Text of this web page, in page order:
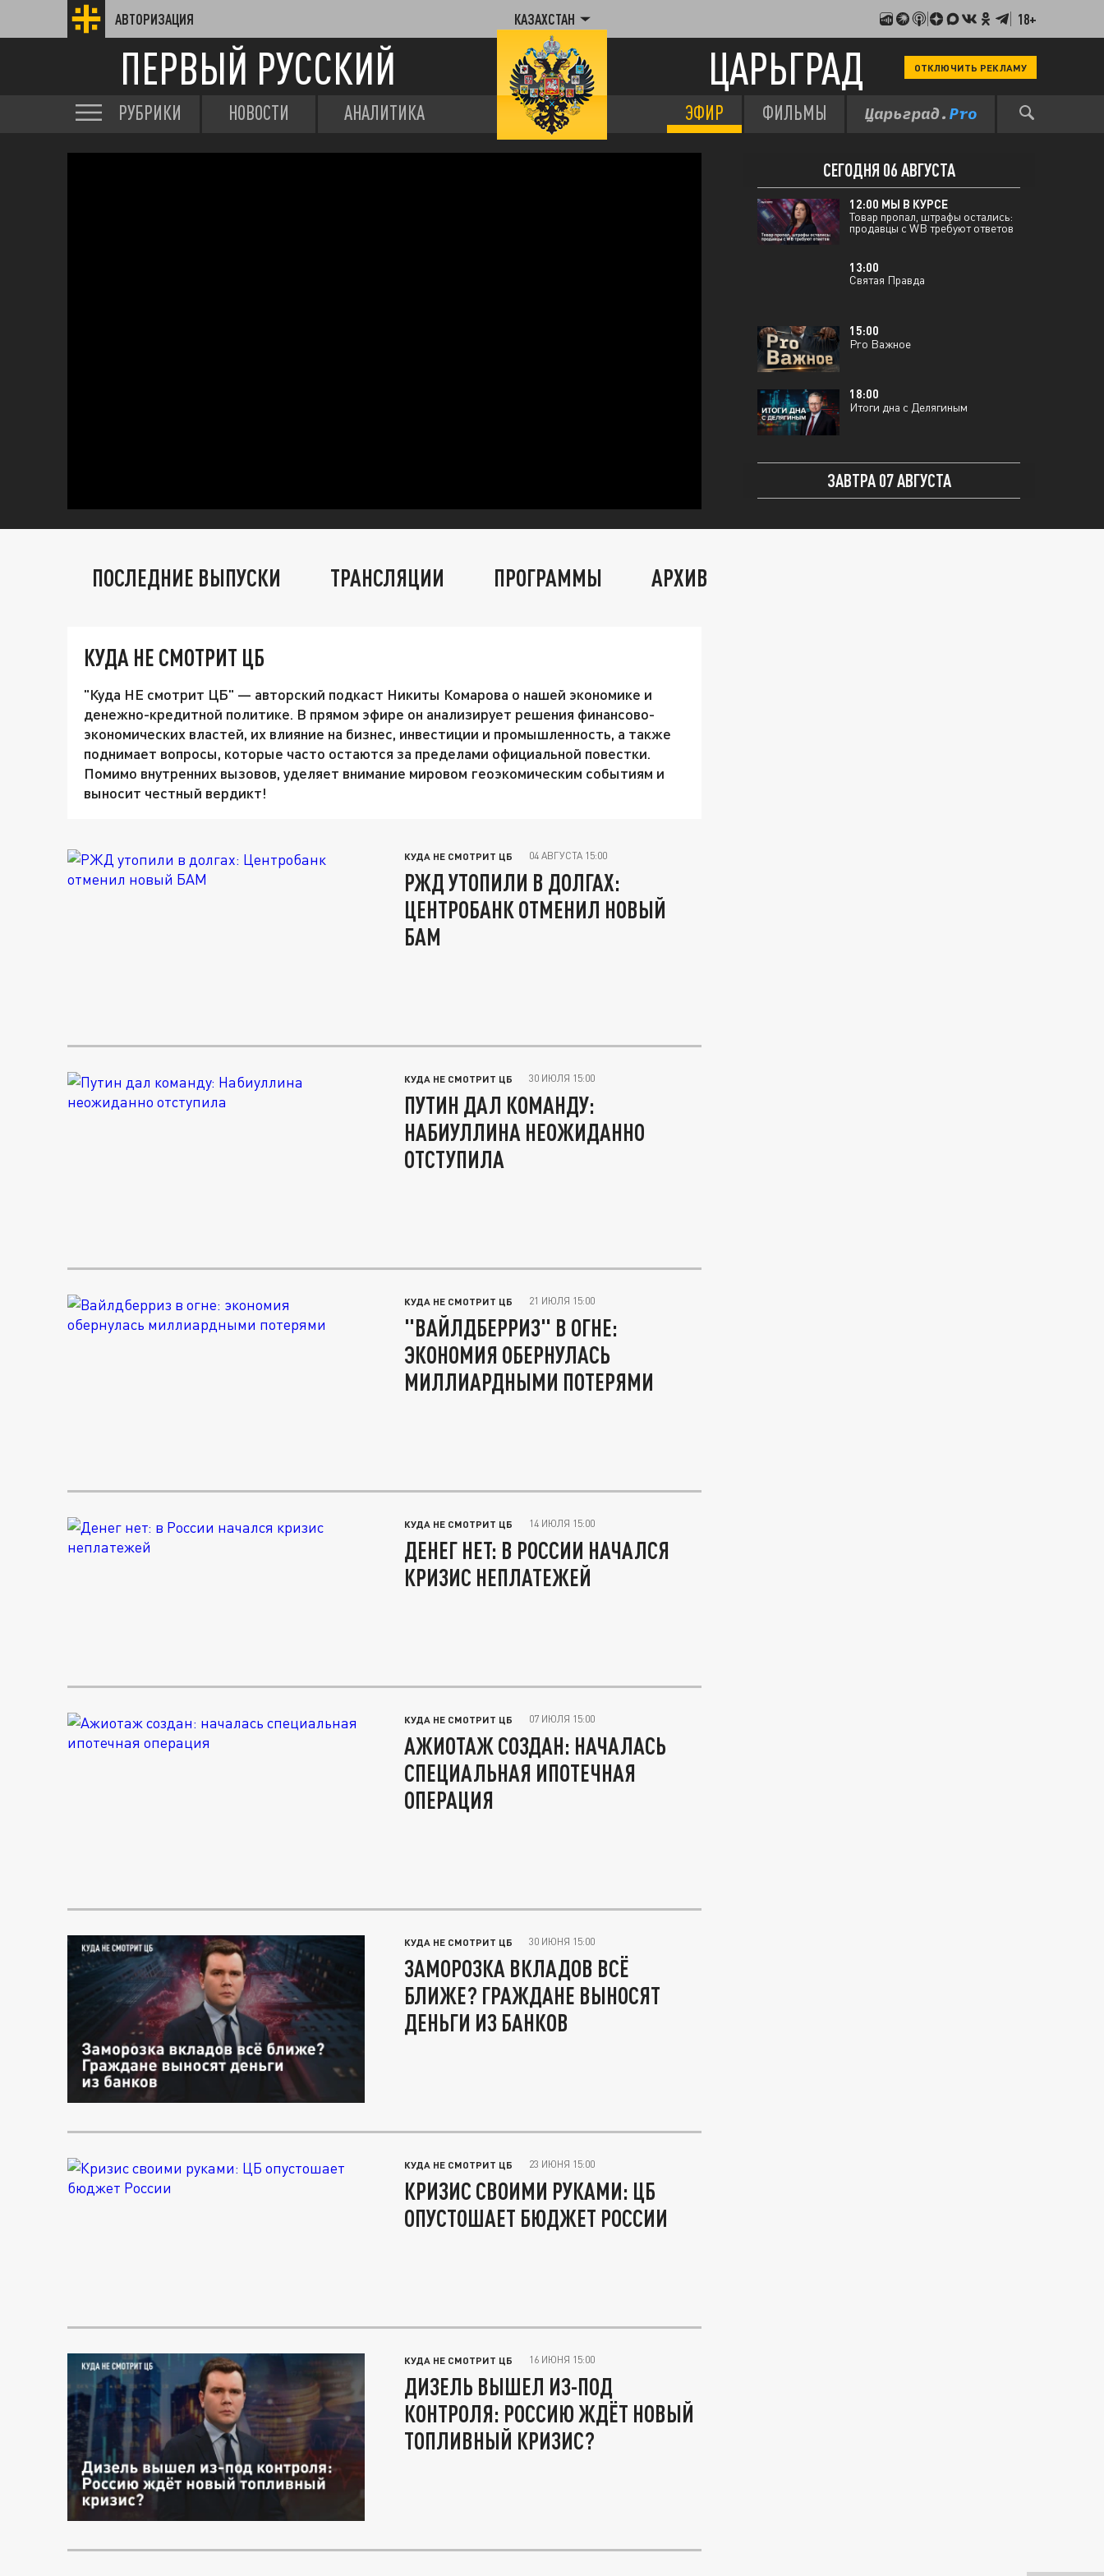
АВТОРИЗАЦИЯ КАЗАХСТАН 18+
ПЕРВЫЙ РУССКИЙ ЦАРЬГРАД ОТКЛЮЧИТЬ РЕКЛАМУ
РУБРИКИ НОВОСТИ АНАЛИТИКА ЭФИР ФИЛЬМЫ ВЧЕРА 05 АВГУСТА
О чем молчали в ГИТИСе:
13:00 СВЯТАЯ ПРАВДА
"Русский остров под Парижем":
покинул Россию, но не стал
"релокантом"
СЕГОДНЯ 06 АВГУСТА
12:00 МЫ В КУРСЕ
Товар пропал, штрафы остались:
продавцы с WB требуют ответов
13:00
Святая Правда
15:00
Pro Важное
18:00
Итоги дна с Делягиным
ЗАВТРА 07 АВГУСТА
Мы в курсе
ПОСЛЕДНИЕ ВЫПУСКИ ТРАНСЛЯЦИИ ПРОГРАММЫ АРХИВ
КУДА НЕ СМОТРИТ ЦБ
"Куда НЕ смотрит ЦБ" — авторский подкаст Никиты Комарова о нашей экономике и
денежно-кредитной политике. В прямом эфире он анализирует решения финансово-
экономических властей, их влияние на бизнес, инвестиции и промышленность, а также
поднимает вопросы, которые часто остаются за пределами официальной повестки.
Помимо внутренних вызовов, уделяет внимание мировом геоэкомическим событиям и
выносит честный вердикт!
КУДА НЕ СМОТРИТ ЦБ 04 АВГУСТА 15:00
РЖД УТОПИЛИ В ДОЛГАХ:
ЦЕНТРОБАНК ОТМЕНИЛ НОВЫЙ
БАМ
КУДА НЕ СМОТРИТ ЦБ 30 ИЮЛЯ 15:00
ПУТИН ДАЛ КОМАНДУ:
НАБИУЛЛИНА НЕОЖИДАННО
ОТСТУПИЛА
КУДА НЕ СМОТРИТ ЦБ 21 ИЮЛЯ 15:00
"ВАЙЛДБЕРРИЗ" В ОГНЕ:
ЭКОНОМИЯ ОБЕРНУЛАСЬ
МИЛЛИАРДНЫМИ ПОТЕРЯМИ
КУДА НЕ СМОТРИТ ЦБ 14 ИЮЛЯ 15:00
ДЕНЕГ НЕТ: В РОССИИ НАЧАЛСЯ
КРИЗИС НЕПЛАТЕЖЕЙ
КУДА НЕ СМОТРИТ ЦБ 07 ИЮЛЯ 15:00
АЖИОТАЖ СОЗДАН: НАЧАЛАСЬ
СПЕЦИАЛЬНАЯ ИПОТЕЧНАЯ
ОПЕРАЦИЯ
КУДА НЕ СМОТРИТ ЦБ 30 ИЮНЯ 15:00
ЗАМОРОЗКА ВКЛАДОВ ВСЁ
БЛИЖЕ? ГРАЖДАНЕ ВЫНОСЯТ
ДЕНЬГИ ИЗ БАНКОВ
КУДА НЕ СМОТРИТ ЦБ 23 ИЮНЯ 15:00
КРИЗИС СВОИМИ РУКАМИ: ЦБ
ОПУСТОШАЕТ БЮДЖЕТ РОССИИ
КУДА НЕ СМОТРИТ ЦБ 16 ИЮНЯ 15:00
ДИЗЕЛЬ ВЫШЕЛ ИЗ-ПОД
КОНТРОЛЯ: РОССИЮ ЖДЁТ НОВЫЙ
ТОПЛИВНЫЙ КРИЗИС?